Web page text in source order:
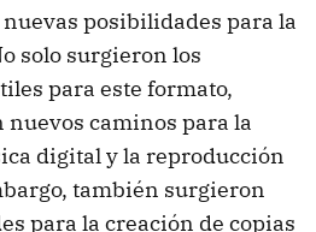
posibilidades para la
solo surgieron los
para este formato,
caminos para la
digital y la reproducción
también surgieron
para la creación de copias